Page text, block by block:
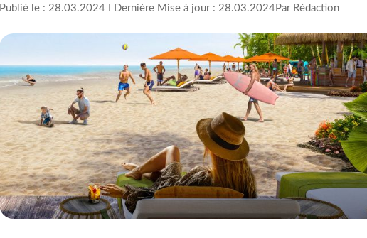
Publié le : 28.03.2024 I Dernière Mise à jour : 28.03.2024Par Rédaction